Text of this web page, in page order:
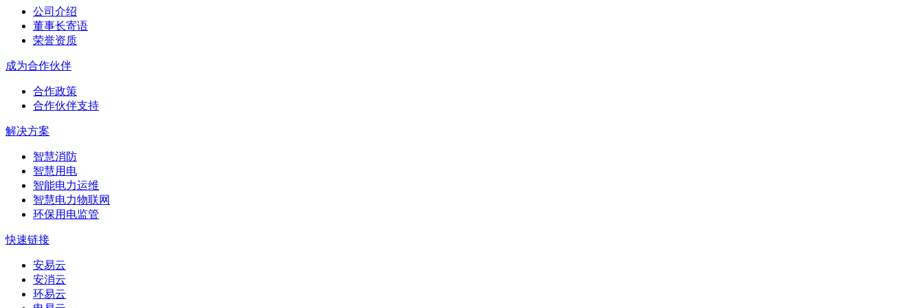
公司介绍
董事长寄语
荣誉资质
成为合作伙伴
合作政策
合作伙伴支持
解决方案
智慧消防
智慧用电
智能电力运维
智慧电力物联网
环保用电监管
快速链接
安易云
安消云
环易云